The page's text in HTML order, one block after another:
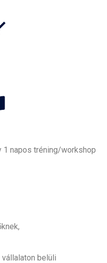
napos tréning/workshop
belüli